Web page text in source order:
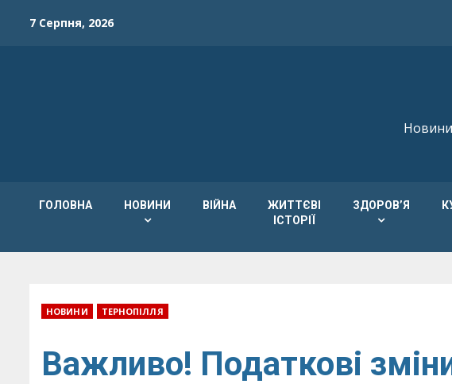
7 Серпня, 2026
ГОЛОВНА НОВИНИ ВІЙНА
ЖИТТЄВІ
ІСТОРІЇ
ЗДОРОВ’Я
НОВИНИ ТЕРНОПІЛЛЯ
Важливо! Податкові